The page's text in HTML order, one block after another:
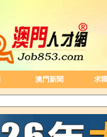
澳門新聞 求